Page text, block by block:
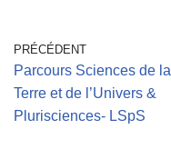
PRÉCÉDENT
Parcours Sciences de la
Terre et de l’Univers &
Plurisciences- LSpS